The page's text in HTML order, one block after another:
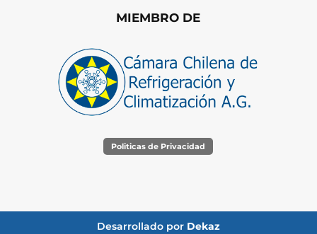
MIEMBRO DE
Politicas de Privacidad
Desarrollado por Dekaz